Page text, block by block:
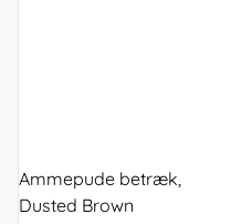
Ammepude betræk,
Dusted Brown